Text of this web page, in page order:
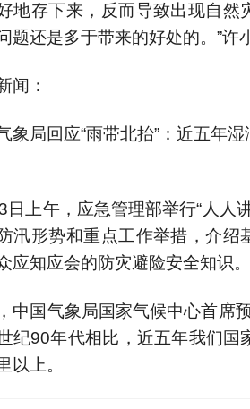
地存下来，反而导致出现自
题还是多于带来的好处的。”许
闻：
象局回应“雨带北抬”：近五年
日上午，应急管理部举行“人人
汛形势和重点工作举措，介
应知应会的防灾避险安全知识。
中国气象局国家气候中心首席
纪90年代相比，近五年我们
以上。